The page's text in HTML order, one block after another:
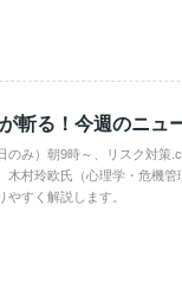
斬る！今週のニュ
のみ）朝9時～、リスク対
村玲欧氏（心理学・危機管
やすく解説します。